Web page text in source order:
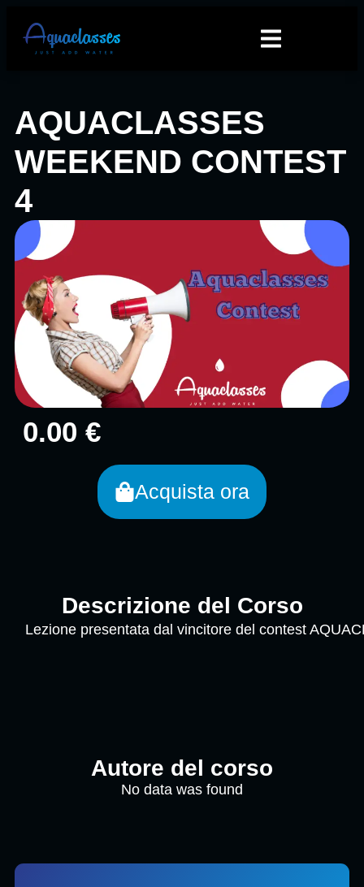
AQUACLASSES
WEEKEND CONTEST
4
0.00 €
Acquista ora
Descrizione del Corso
Lezione presentata dal vincitore del contest
Autore del corso
No data was found